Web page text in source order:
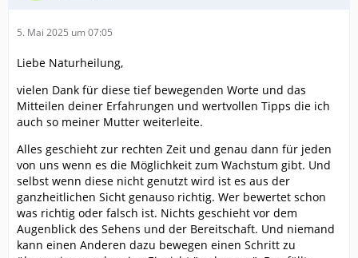
5. Mai 2025 um 07:05
Liebe Naturheilung,
vielen Dank für diese tief bewegenden Worte und das
Mitteilen deiner Erfahrungen und wertvollen Tipps die ich
auch so meiner Mutter weiterleite.
Alles geschieht zur rechten Zeit und genau dann für jeden
von uns wenn es die Möglichkeit zum Wachstum gibt. Und
selbst wenn diese nicht genutzt wird ist es aus der
ganzheitlichen Sicht genauso richtig. Wer bewertet schon
was richtig oder falsch ist. Nichts geschieht vor dem
Augenblick des Sehens und der Bereitschaft. Und niemand
kann einen Anderen dazu bewegen einen Schritt zu